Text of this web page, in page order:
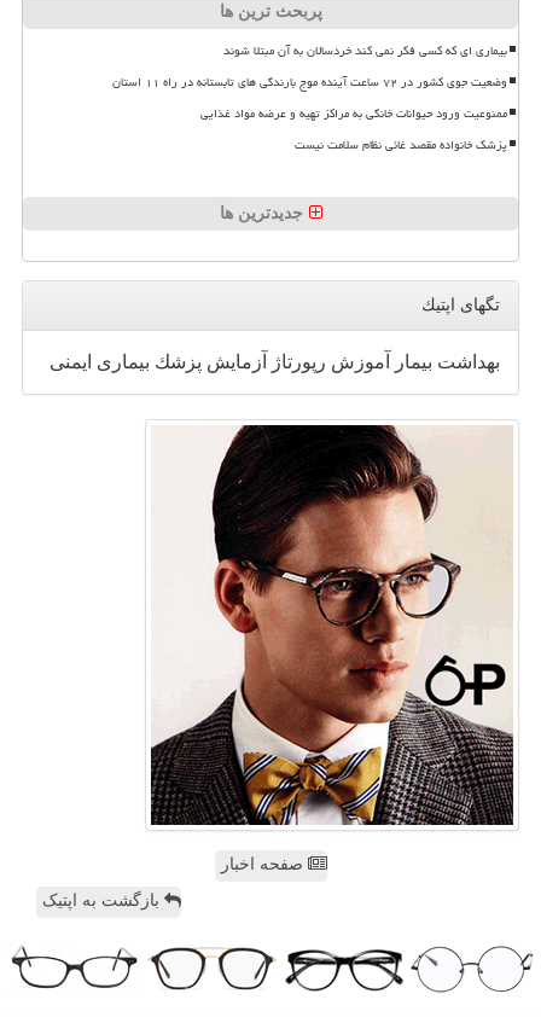
پربحث ترین ها
بیماری ای که کسی فکر نمی کند خردسالان به آن مبتلا شوند
وضعیت جوی کشور در ۷۲ ساعت آینده موج بارندگی های تابستانه در راه ۱۱ استان
ممنوعیت ورود حیوانات خانگی به مراکز تهیه و عرضه مواد غذایی
پزشک خانواده مقصد غائی نظام سلامت نیست
جدیدترین ها
تگهای اپتیك
بهداشت بیمار آموزش رپورتاژ آزمایش پزشك بیماری ایمنی
صفحه اخبار
بازگشت به اپتیک